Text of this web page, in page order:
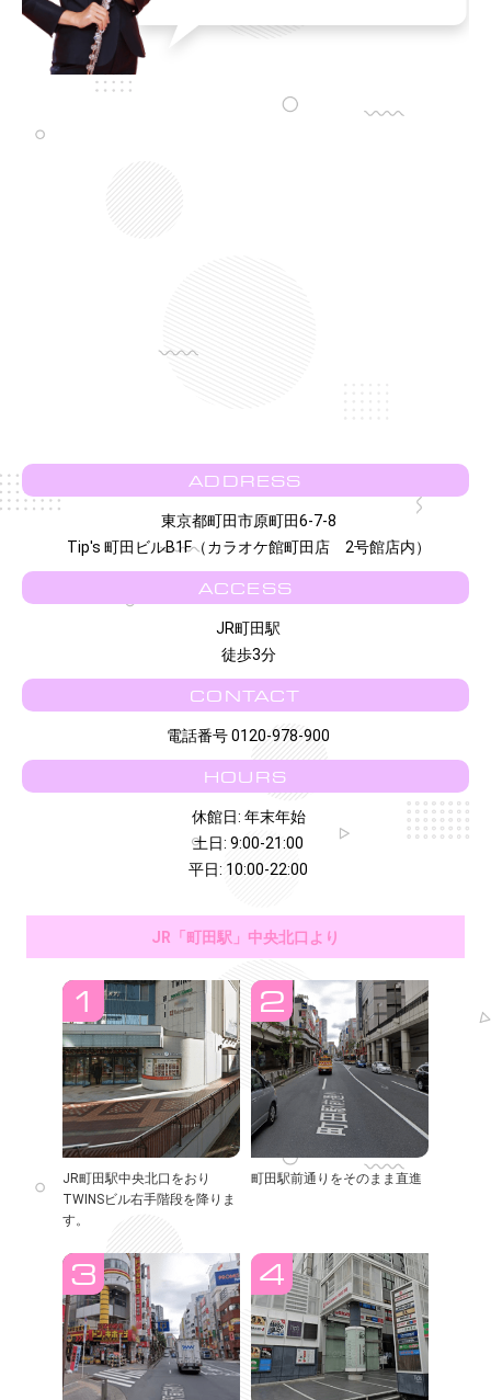
ADDRESS
東京都町田市原町田6-7-8
Tip's 町田ビルB1F（カラオケ館町田店 2号館店内）
ACCESS
JR町田駅
徒歩3分
CONTACT
電話番号 0120-978-900
HOURS
休館日: 年末年始
土日: 9:00-21:00
平日: 10:00-22:00
JR「町田駅」中央北口より
JR町田駅中央北口をおり
TWINSビル右手階段を降りま
す。
町田駅前通りをそのまま直進